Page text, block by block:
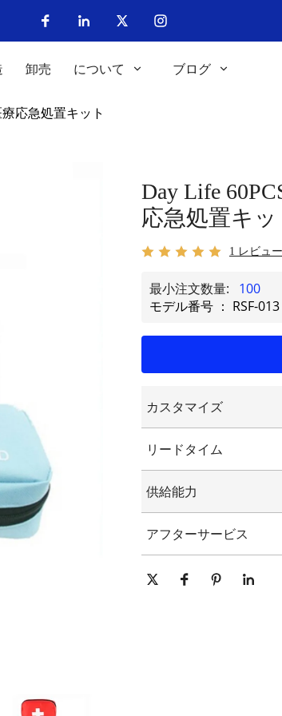
卸売 について ブログ
応急処置キット
Day Life
応急処置キッ
1 レビュー
最小注文数量:
100
モデル番号 ： RSF-013
カスタマイズ
カスタマイズされた
リードタイム
供給能力
アフターサービス